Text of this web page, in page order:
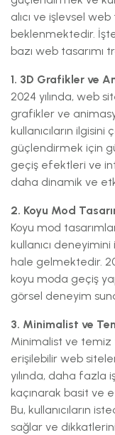
alıcı ve işlevsel
beklenmektedir.
bazı web tasarımı
1. 3D Grafikler ve
2024 yılında, web
grafikler ve
kullanıcıların
güçlendirmek için
geçiş efektleri ve
daha dinamik ve
2. Koyu Mod
Koyu mod
kullanıcı
hale gelmektedir.
koyu moda geçiş
görsel deneyim
3. Minimalist ve
Minimalist ve temiz
erişilebilir web
yılında, daha fazla
kaçınarak basit ve
Bu, kullanıcıların
sağlar ve